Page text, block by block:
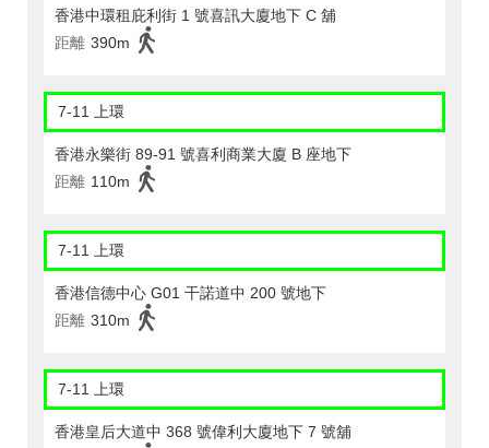
香港中環租庇利街 1 號喜訊大廈地下 C 舖
距離 390m
7-11 上環
香港永樂街 89-91 號喜利商業大廈 B 座地下
距離 110m
7-11 上環
香港信德中心 G01 干諾道中 200 號地下
距離 310m
7-11 上環
香港皇后大道中 368 號偉利大廈地下 7 號舖